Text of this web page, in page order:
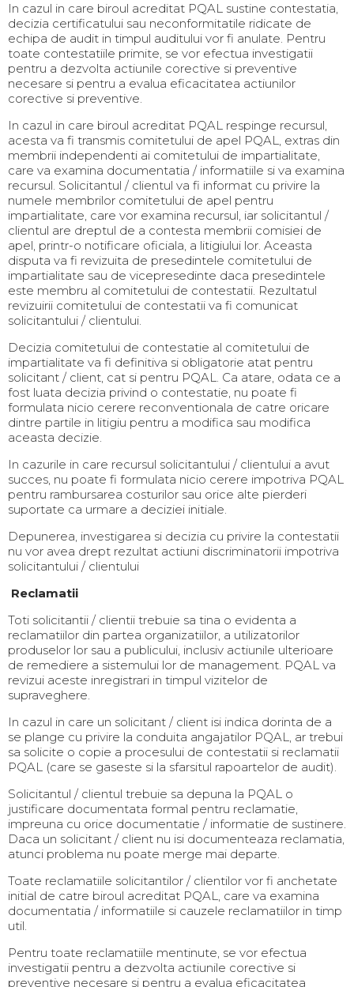
In cazul in care biroul acreditat PQAL sustine contestatia,
decizia certificatului sau neconformitatile ridicate de
echipa de audit in timpul auditului vor fi anulate. Pentru
toate contestatiile primite, se vor efectua investigatii
pentru a dezvolta actiunile corective si preventive
necesare si pentru a evalua eficacitatea actiunilor
corective si preventive.
In cazul in care biroul acreditat PQAL respinge recursul,
acesta va fi transmis comitetului de apel PQAL, extras din
membrii independenti ai comitetului de impartialitate,
care va examina documentatia / informatiile si va examina
recursul. Solicitantul / clientul va fi informat cu privire la
numele membrilor comitetului de apel pentru
impartialitate, care vor examina recursul, iar solicitantul /
clientul are dreptul de a contesta membrii comisiei de
apel, printr-o notificare oficiala, a litigiului lor. Aceasta
disputa va fi revizuita de presedintele comitetului de
impartialitate sau de vicepresedinte daca presedintele
este membru al comitetului de contestatii. Rezultatul
revizuirii comitetului de contestatii va fi comunicat
solicitantului / clientului.
Decizia comitetului de contestatie al comitetului de
impartialitate va fi definitiva si obligatorie atat pentru
solicitant / client, cat si pentru PQAL. Ca atare, odata ce a
fost luata decizia privind o contestatie, nu poate fi
formulata nicio cerere reconventionala de catre oricare
dintre partile in litigiu pentru a modifica sau modifica
aceasta decizie.
In cazurile in care recursul solicitantului / clientului a avut
succes, nu poate fi formulata nicio cerere impotriva PQAL
pentru rambursarea costurilor sau orice alte pierderi
suportate ca urmare a deciziei initiale.
Depunerea, investigarea si decizia cu privire la contestatii
nu vor avea drept rezultat actiuni discriminatorii impotriva
solicitantului / clientului
Reclamatii
Toti solicitantii / clientii trebuie sa tina o evidenta a
reclamatiilor din partea organizatiilor, a utilizatorilor
produselor lor sau a publicului, inclusiv actiunile ulterioare
de remediere a sistemului lor de management. PQAL va
revizui aceste inregistrari in timpul vizitelor de
supraveghere.
In cazul in care un solicitant / client isi indica dorinta de a
se plange cu privire la conduita angajatilor PQAL, ar trebui
sa solicite o copie a procesului de contestatii si reclamatii
PQAL (care se gaseste si la sfarsitul rapoartelor de audit).
Solicitantul / clientul trebuie sa depuna la PQAL o
justificare documentata formal pentru reclamatie,
impreuna cu orice documentatie / informatie de sustinere.
Daca un solicitant / client nu isi documenteaza reclamatia,
atunci problema nu poate merge mai departe.
Toate reclamatiile solicitantilor / clientilor vor fi anchetate
initial de catre biroul acreditat PQAL, care va examina
documentatia / informatiile si cauzele reclamatiilor in timp
util.
Pentru toate reclamatiile mentinute, se vor efectua
investigatii pentru a dezvolta actiunile corective si
preventive necesare si pentru a evalua eficacitatea